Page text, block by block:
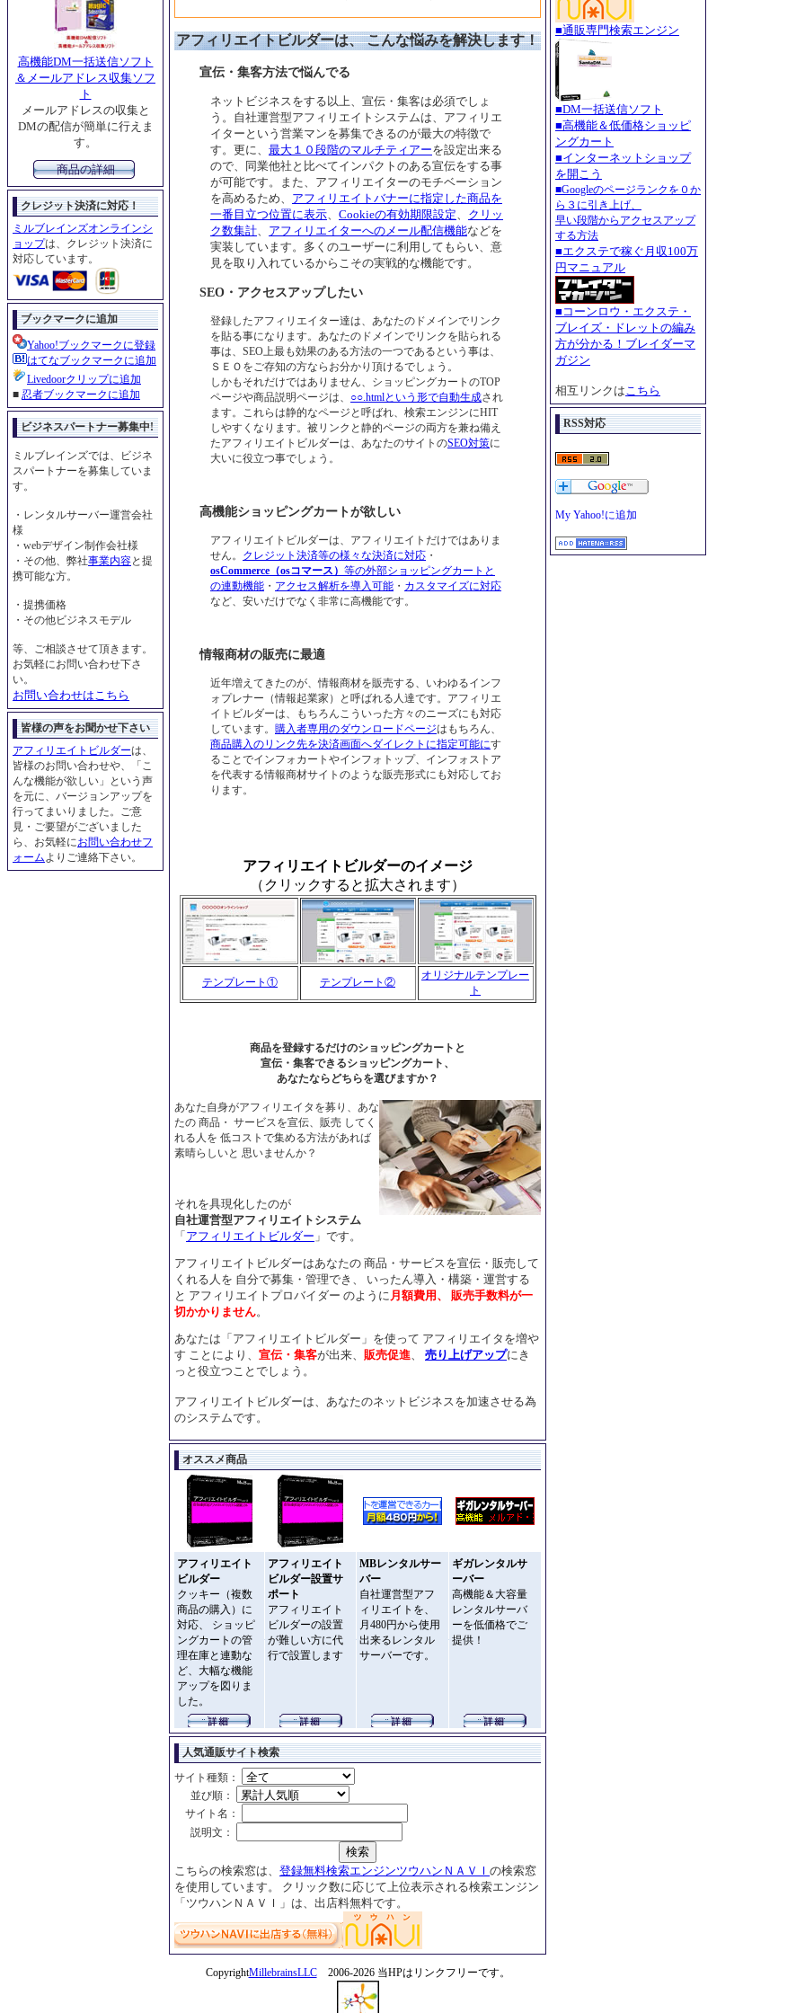
アフィリエイトビルダーは、 こんな悩みを解決します！
宣伝・集客方法で悩んでる
ネットビジネスをする以上、宣伝・集客は必須でしょ
う。自社運営型アフィリエイトシステムは、アフィリエ
イターという営業マンを募集できるのが最大の特徴で
す。更に、 最大１０段階のマルチティアーを設定出来る
ので、同業他社と比べてインパクトのある宣伝をする事
が可能です。また、アフィリエイターのモチベーション
を高めるため、 アフィリエイトバナーに指定した商品を
一番目立つ位置に表示
Cookieの有効期限設定
クリッ
ク数集計
アフィリエイターへのメール配信機能などを
実装しています。多くのユーザーに利用してもらい、意
見を取り入れているからこその実戦的な機能です。
SEO・アクセスアップしたい
登録したアフィリエイター達は、あなたのドメインでリンク
を貼る事になります。あなたのドメインでリンクを貼られる
事は、SEO上最も効果のある方法の一つであるという事は、
ＳＥＯをご存知の方ならお分かり頂けるでしょう。
しかもそれだけではありません、ショッピングカートのTOP
ページや商品説明ページは、 ○○.htmlという形で自動生成され
ます。これらは静的なページと呼ばれ、検索エンジンにHIT
しやすくなります。被リンクと静的ページの両方を兼ね備え
たアフィリエイトビルダーは、あなたのサイトのSEO対策に
大いに役立つ事でしょう。
高機能ショッピングカートが欲しい
アフィリエイトビルダーは、アフィリエイトだけではありま
せん。 クレジット決済等の様々な決済に対応 ・
osCommerce（osコマース） 等の外部ショッピングカートと
の連動機能 ・ アクセス解析を導入可能 ・ カスタマイズに対応
など、安いだけでなく非常に高機能です。
情報商材の販売に最適
近年増えてきたのが、情報商材を販売する、いわゆるインフ
ォプレナー（情報起業家）と呼ばれる人達です。アフィリエ
イトビルダーは、もちろんこういった方々のニーズにも対応
しています。 購入者専用のダウンロードページはもちろん、
商品購入のリンク先を決済画面へダイレクトに指定可能にす
ることでインフォカートやインフォトップ、インフォストア
を代表する情報商材サイトのような販売形式にも対応してお
ります。
アフィリエイトビルダーのイメージ
（クリックすると拡大されます）
テンプレート① テンプレート②
オリジナルテンプレー
ト
商品を登録するだけのショッピングカートと
宣伝・集客できるショッピングカート、
あなたならどちらを選びますか？
あなた自身がアフィリエイタを募り、あな
たの 商品・ サービスを宣伝、販売 してく
れる人を 低コストで集める方法があれば
素晴らしいと 思いませんか？
それを具現化したのが
自社運営型アフィリエイトシステム
「 アフィリエイトビルダー 」です。
アフィリエイトビルダーはあなたの 商品・サービスを宣伝・販売して
くれる人を 自分で募集・管理でき、 いったん導入・構築・運営する
と アフィリエイトプロバイダー のように月額費用、 販売手数料が一
切かかりません。
あなたは「アフィリエイトビルダー」を使って アフィリエイタを増や
す ことにより、 宣伝・集客が出来、 販売促進、 売り上げアップにき
っと役立つことでしょう。
アフィリエイトビルダーは、あなたのネットビジネスを加速させる為
のシステムです。
オススメ商品
アフィリエイト
ビルダー
クッキー（複数
商品の購入）に
対応、 ショッピ
ングカートの管
理在庫と連動な
ど、大幅な機能
アップを図りま
した。
アフィリエイト
ビルダー設置サ
ポート
アフィリエイト
ビルダーの設置
が難しい方に代
行で設置します
MBレンタルサー
バー
自社運営型アフ
ィリエイトを、
月480円から使用
出来るレンタル
サーバーです。
ギガレンタルサ
ーバー
高機能＆大容量
レンタルサーバ
ーを低価格でご
提供！
人気通販サイト検索
サイト種類：
並び順：
サイト名：
説明文：
こちらの検索窓は、 登録無料検索エンジンツウハンＮＡＶＩ の検索窓
を使用しています。 クリック数に応じて上位表示される検索エンジン
「ツウハンＮＡＶＩ」は、出店料無料です。
CopyrightMillebrainsLLC2006-2026 当HPはリンクフリーです。
高機能DM一括送信ソフト
＆メールアドレス収集ソフ
ト
メールアドレスの収集と
DMの配信が簡単に行えま
す。
商品の詳細
クレジット決済に対応！
ミルブレインズオンラインシ
ョップは、クレジット決済に
対応しています。
ブックマークに追加
Yahoo!ブックマークに登録
はてなブックマークに追加
Livedoorクリップに追加
■ 忍者ブックマークに追加
ビジネスパートナー募集中!
ミルブレインズでは、ビジネ
スパートナーを募集していま
す。
・レンタルサーバー運営会社
様
・webデザイン制作会社様
・その他、弊社事業内容と提
携可能な方。
・提携価格
・その他ビジネスモデル
等、ご相談させて頂きます。
お気軽にお問い合わせ下さ
い。
お問い合わせはこちら
皆様の声をお聞かせ下さい
アフィリエイトビルダーは、
皆様のお問い合わせや、「こ
んな機能が欲しい」という声
を元に、バージョンアップを
行ってまいりました。ご意
見・ご要望がございました
ら、お気軽にお問い合わせフ
ォームよりご連絡下さい。
■通販専門検索エンジン
■DM一括送信ソフト
■高機能＆低価格ショッピ
ングカート
■インターネットショップ
を開こう
■Googleのページランクを０か
ら３に引き上げ、
早い段階からアクセスアップ
する方法
■エクステで稼ぐ月収100万
円マニュアル
■コーンロウ・エクステ・
ブレイズ・ドレットの編み
方が分かる！ブレイダーマ
ガジン
相互リンクはこちら
RSS対応